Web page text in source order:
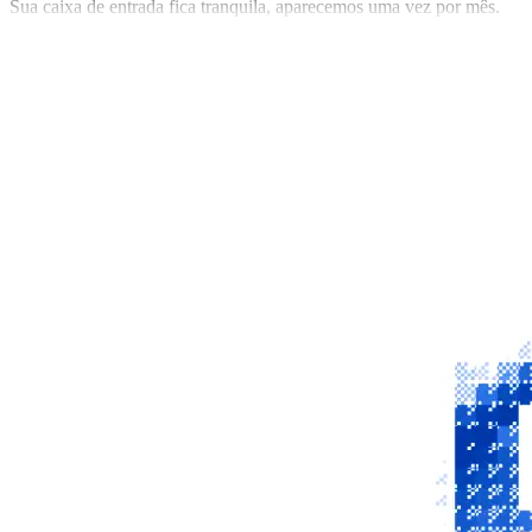
Sua caixa de entrada fica tranquila, aparecemos uma vez por mês.